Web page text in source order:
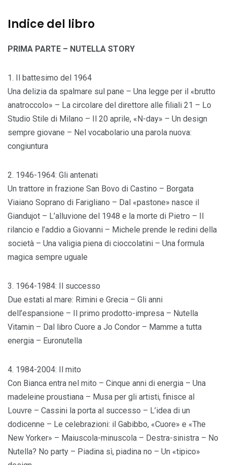
Indice del libro
PRIMA PARTE – NUTELLA STORY
1. Il battesimo del 1964
Una delizia da spalmare sul pane – Una legge per il «brutto
anatroccolo» – La circolare del direttore alle filiali 21 – Lo
Studio Stile di Milano – Il 20 aprile, «N-day» – Un design
sempre giovane – Nel vocabolario una parola nuova:
congiuntura
2. 1946-1964: Gli antenati
Un trattore in frazione San Bovo di Castino – Borgata
Viaiano Soprano di Farigliano – Dal «pastone» nasce il
Giandujot – L’alluvione del 1948 e la morte di Pietro – Il
rilancio e l’addio a Giovanni – Michele prende le redini della
società – Una valigia piena di cioccolatini – Una formula
magica sempre uguale
3. 1964-1984: Il successo
Due estati al mare: Rimini e Grecia – Gli anni
dell’espansione – Il primo prodotto-impresa – Nutella
Vitamin – Dal libro Cuore a Jo Condor – Mamme a tutta
energia – Euronutella
4. 1984-2004: Il mito
Con Bianca entra nel mito – Cinque anni di energia – Una
madeleine proustiana – Musa per gli artisti, finisce al
Louvre – Cassini la porta al successo – L’idea di un
dodicenne – Le celebrazioni: il Gabibbo, «Cuore» e «The
New Yorker» – Maiuscola-minuscola – Destra-sinistra – No
Nutella? No party – Piadina sì, piadina no – Un «tipico»